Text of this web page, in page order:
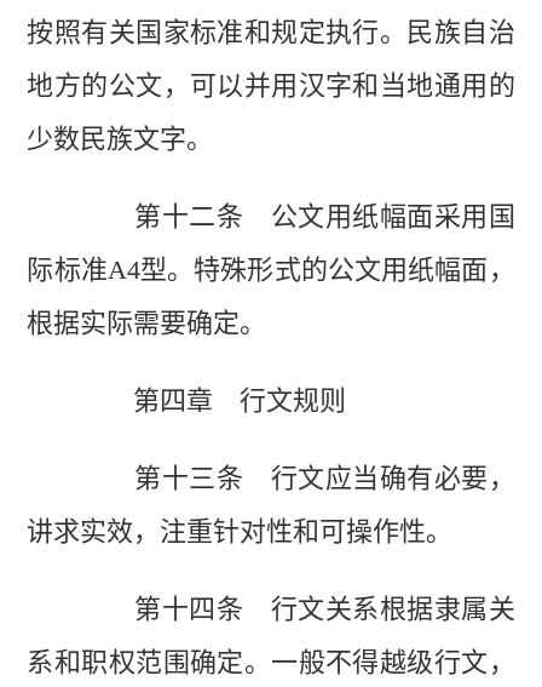
按照有关国家标准和规定执行。民族自治
地方的公文，可以并用汉字和当地通用的
少数民族文字。
第十二条 公文用纸幅面采用国
际标准A4型。特殊形式的公文用纸幅面，
根据实际需要确定。
第四章 行文规则
第十三条 行文应当确有必要，
讲求实效，注重针对性和可操作性。
第十四条 行文关系根据隶属关
系和职权范围确定。一般不得越级行文，